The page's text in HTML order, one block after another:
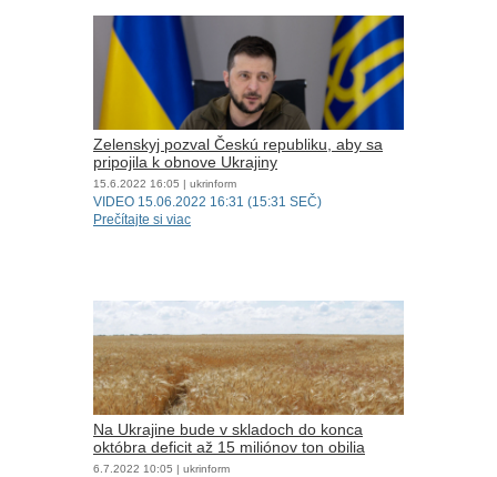
Zelenskyj pozval Českú republiku, aby sa
pripojila k obnove Ukrajiny
15.6.2022 16:05 | ukrinform
VIDEO 15.06.2022 16:31 (15:31 SEČ)
Prečítajte si viac
Na Ukrajine bude v skladoch do konca
októbra deficit až 15 miliónov ton obilia
6.7.2022 10:05 | ukrinform